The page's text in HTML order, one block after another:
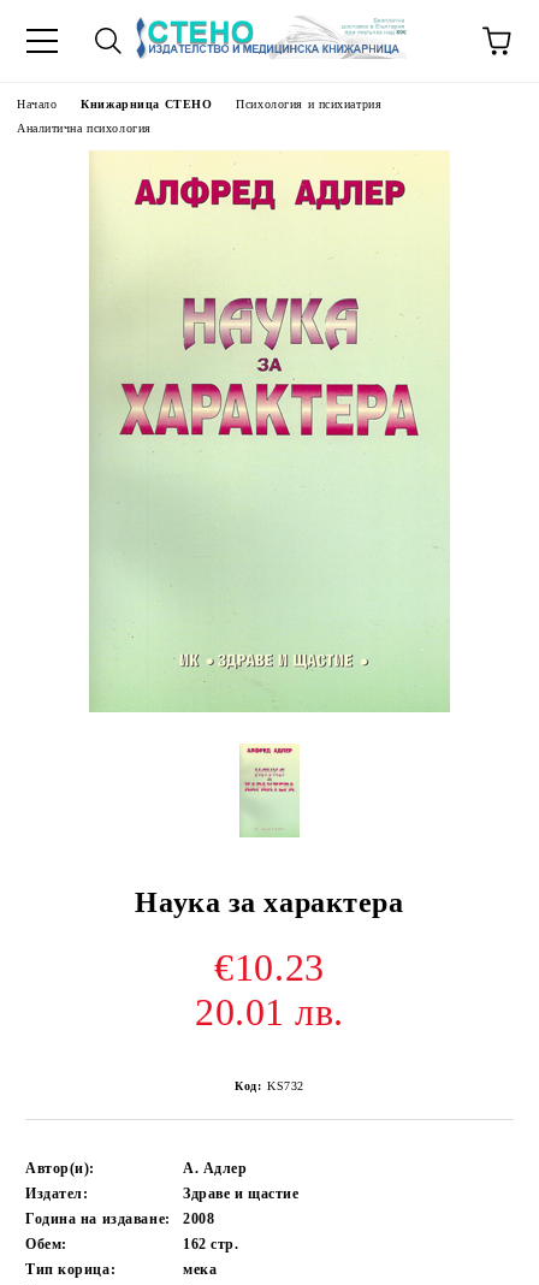
Начало Книжарница СТЕНО
Психология и психиатрия
Аналитична психология
Наука за характера
€10.23
20.01 лв.
Код: KS732
Автор(и):
А. Адлер
Издател:
Здраве и щастие
Година на издаване:
2008
Обем:
162стр.
Тип корица:
мека